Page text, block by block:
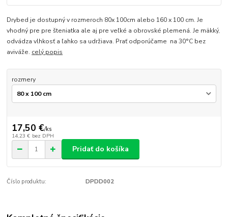
Drybed je dostupný v rozmeroch 80x 100cm alebo 160 x 100 cm. Je
vhodný pre pre šteniatka ale aj pre veľké a obrovské plemená. Je mäkký,
odvádza vlhkosť a ľahko sa udržiava. Prať odporúčame na 30°C bez
aviváže. celý popis
rozmery
17,50 €/ks
14,23 € bez DPH
Pridať do košíka
Číslo produktu: DPDD002